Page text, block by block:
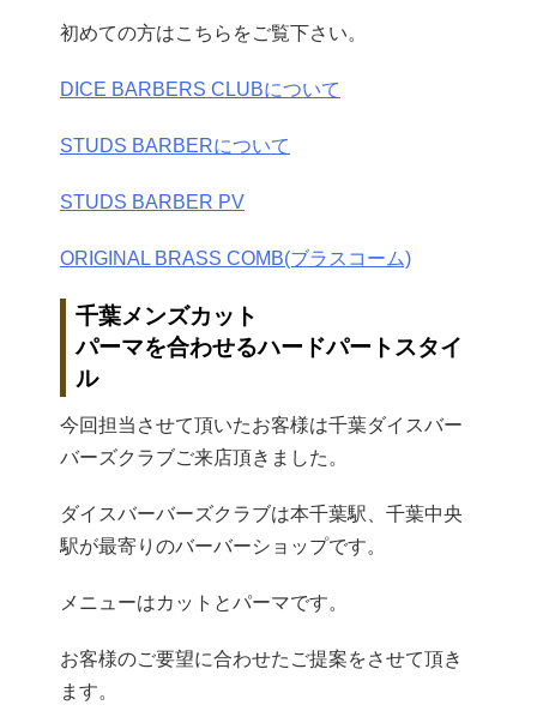
初めての方はこちらをご覧下さい。
DICE BARBERS CLUBについて
STUDS BARBERについて
STUDS BARBER PV
ORIGINAL BRASS COMB(ブラスコーム)
千葉メンズカット
パーマを合わせるハードパートスタイ
ル
今回担当させて頂いたお客様は千葉ダイスバー
バーズクラブご来店頂きました。
ダイスバーバーズクラブは本千葉駅、千葉中央
駅が最寄りのバーバーショップです。
メニューはカットとパーマです。
お客様のご要望に合わせたご提案をさせて頂き
ます。